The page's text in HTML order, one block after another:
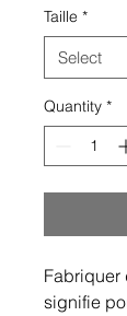
Taille *
Quantity *
Fabriquer
signifie